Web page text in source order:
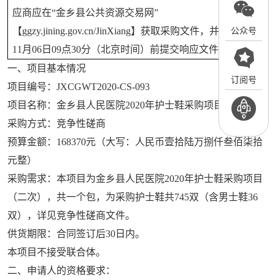
公众号
订阅号
应商应在“金乡县公共资源交易网”
【ggzy.jining.gov.cn/JinXiang】获取采购文件，并于 2020年
11 月06 日09点30分（北京时间）前提交响应文件。
一、项目基本情况
项目编号： JXCGWT2020-CS-093
项目名称：金乡县人民医院2020年护士鞋采购项目（二次）
采购方式：竞争性磋商
预算金额： 168370元（大写：人民币壹拾陆万捌仟叁佰柒拾
元整）
采购需求：本项目为金乡县人民医院2020年护士鞋采购项目
（二次），共一个包，为采购护士鞋共745双（含男士鞋36
双），详见竞争性磋商文件。
供货期限：合同签订后30日内。
本项目不接受联合体。
二、申请人的资格要求：